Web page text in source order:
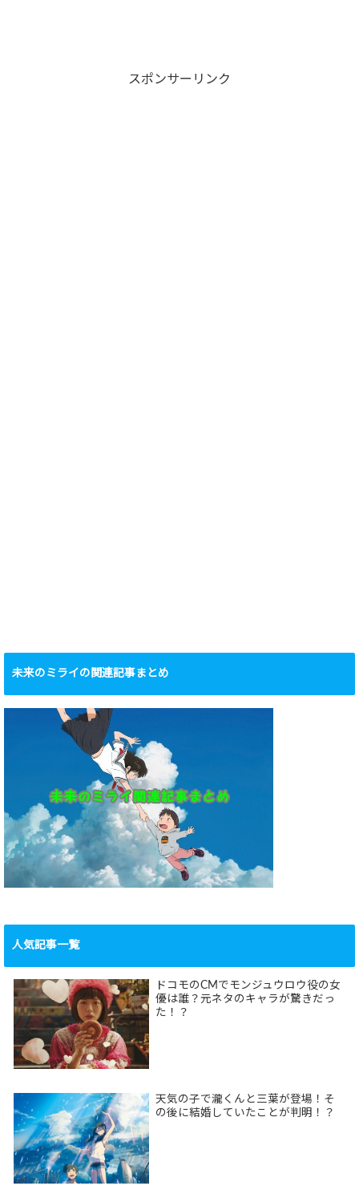
スポンサーリンク
未来のミライの関連記事まとめ
人気記事一覧
ドコモのCMでモンジュウロウ役の女
優は誰？元ネタのキャラが驚きだっ
た！？
天気の子で瀧くんと三葉が登場！そ
の後に結婚していたことが判明！？